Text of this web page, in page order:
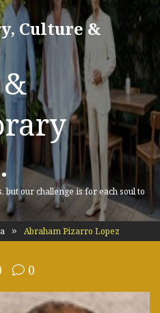
Culture &
our challenge is for each soul to
Abraham Pizarro Lopez
0